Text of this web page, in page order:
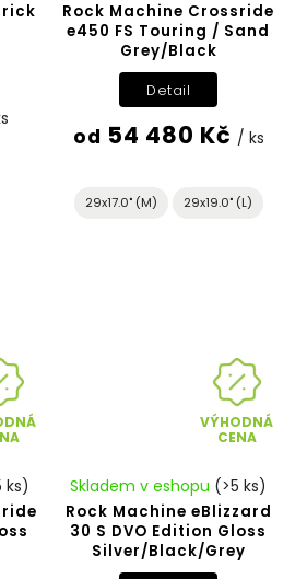
Rock Machine Crossride
e450 FS Touring / Sand
Grey/Black
od 54 480 Kč / ks
Detail
29x17.0" (M) 29x19.0" (L)
ks)
VÝHODNÁ
CENA
Rock Machine eBlizzard
30 S DVO Edition Gloss
Silver/Black/Grey
Skladem v eshopu (>5 ks)